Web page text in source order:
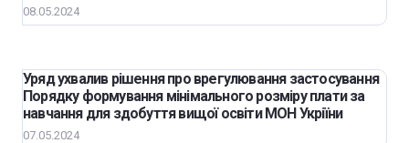
08.05.2024
Уряд ухвалив рішення про врегулювання застосування
Порядку формування мінімального розміру плати за
навчання для здобуття вищої освіти МОН Укріїни
07.05.2024